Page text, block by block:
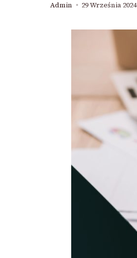
Admin 29 Września 2024